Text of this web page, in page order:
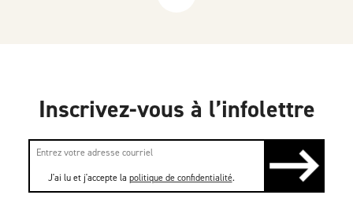
Inscrivez-vous à l’infolettre
J'ai lu et j'accepte la politique de confidentialité.